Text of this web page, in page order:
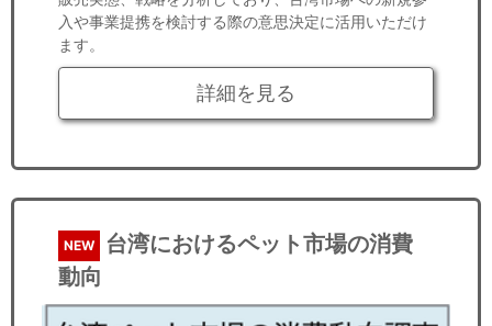
入や事業提携を検討する際の意思決定に活用いただけ
ます。
詳細を見る
NEW
台湾におけるペット市場の消費
動向